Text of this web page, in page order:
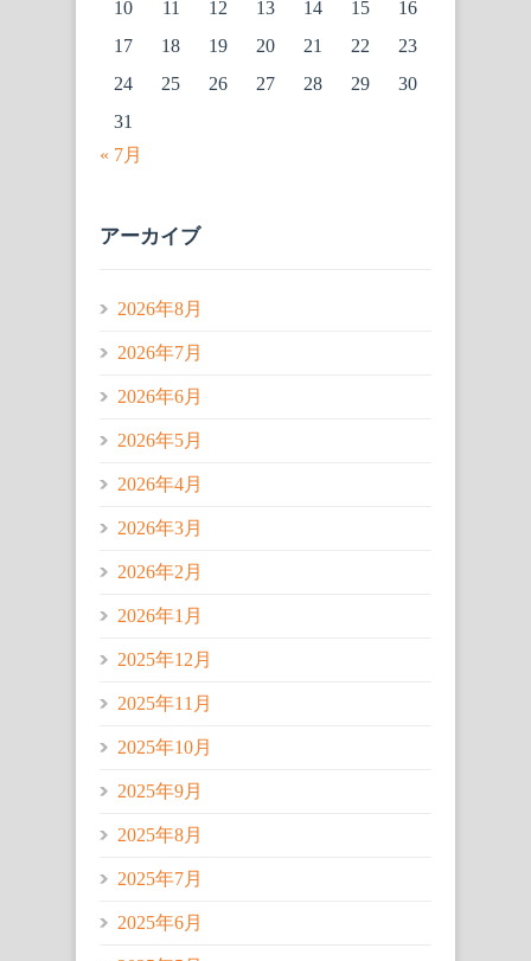
10 11 12 13 14 15
16
17
18 19 20 21 22
23
24
25 26 27 28 29
30
31
« 7月
アーカイブ
2026年8月
2026年7月
2026年6月
2026年5月
2026年4月
2026年3月
2026年2月
2026年1月
2025年12月
2025年11月
2025年10月
2025年9月
2025年8月
2025年7月
2025年6月